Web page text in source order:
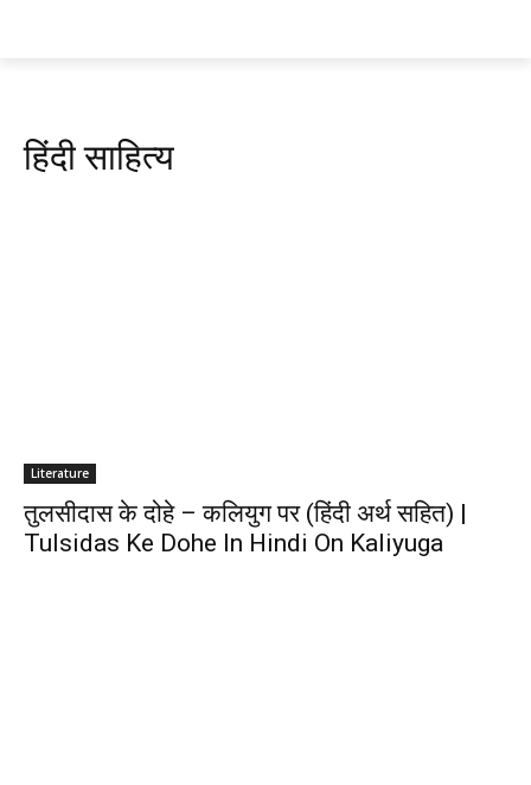
हिंदी साहित्य
Literature
तुलसीदास के दोहे – कलियुग पर (हिंदी अर्थ सहित) |
Tulsidas Ke Dohe In Hindi On Kaliyuga